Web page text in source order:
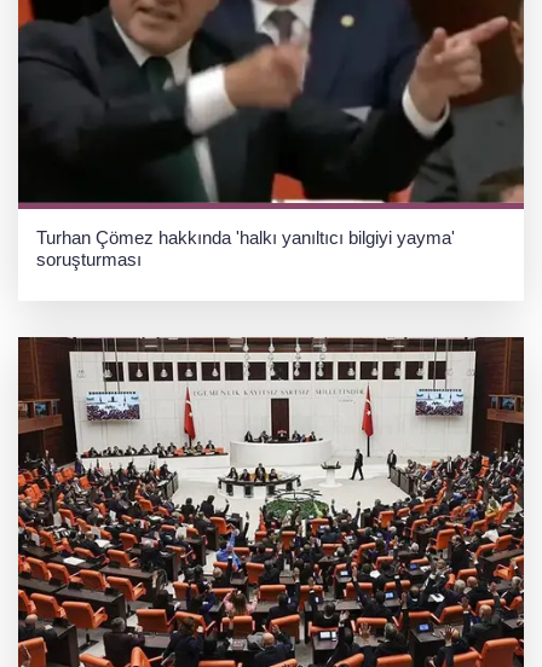
Turhan Çömez hakkında 'halkı yanıltıcı bilgiyi yayma'
soruşturması